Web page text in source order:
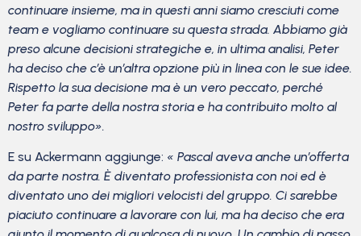
continuare insieme, ma in questi anni siamo cresciuti come
team e vogliamo continuare su questa strada. Abbiamo già
preso alcune decisioni strategiche e, in ultima analisi, Peter
ha deciso che c’è un’altra opzione più in linea con le sue idee.
Rispetto la sua decisione ma è un vero peccato, perché
Peter fa parte della nostra storia e ha contribuito molto al
nostro sviluppo».
E su Ackermann aggiunge: « Pascal aveva anche un’offerta
da parte nostra. È diventato professionista con noi ed è
diventato uno dei migliori velocisti del gruppo. Ci sarebbe
piaciuto continuare a lavorare con lui, ma ha deciso che era